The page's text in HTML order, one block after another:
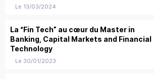
Le 13/03/2024
La “Fin Tech” au cœur du Master in
Banking, Capital Markets and Financial
Technology
Le 30/01/2023